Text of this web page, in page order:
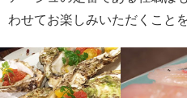
わせてお楽しみいただくこと